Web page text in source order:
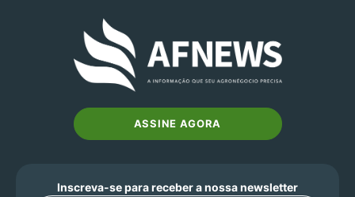
ASSINE AGORA
Inscreva-se para receber a nossa newsletter